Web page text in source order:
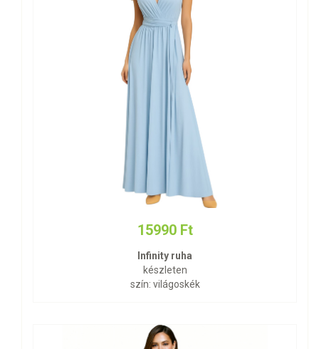
15990 Ft
Infinity ruha
készleten
szín: világoskék